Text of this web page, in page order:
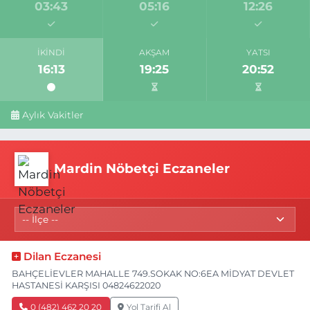
03:43 05:16 12:26
İKINDI
16:13
AKŞAM
19:25
YATSI
20:52
Aylık Vakitler
Mardin Nöbetçi Eczaneler
Dilan Eczanesi
BAHÇELİEVLER MAHALLE 749.SOKAK NO:6EA MİDYAT DEVLET
HASTANESİ KARŞISI 04824622020
0 (482) 462 20 20 Yol Tarifi Al